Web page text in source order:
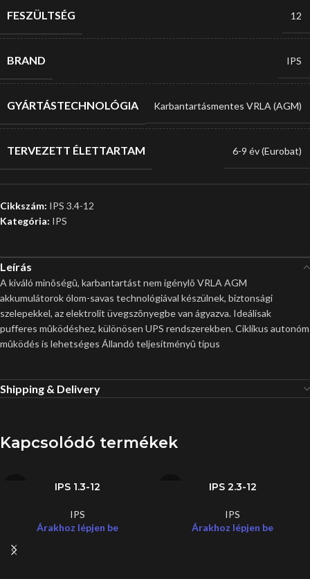
FESZÜLTSÉG 12
BRAND IPS
GYÁRTÁSTECHNOLÓGIA Karbantartásmentes VRLA (AGM)
TERVEZETT ÉLETTARTAM 6-9 év (Eurobat)
Cikkszám: IPS 3.4-12
Kategória: IPS
Leírás
A kiváló minõségû, karbantartást nem igénylõ VRLA AGM
akkumulátorok ólom-savas technológiával készülnek, biztonsági
szelepekkel, az elektrolit üvegszõnyegbe van ágyazva. Ideálisak
pufferes mûködéshez, különösen UPS rendszerekben. Ciklikus autonóm
mûködés is lehetséges Állandó teljesítményû típus
Shipping & Delivery
Kapcsolódó termékek
IPS 1.3-12
IPS
Árakhoz lépjen be
IPS 2.3-12
IPS
Árakhoz lépjen be